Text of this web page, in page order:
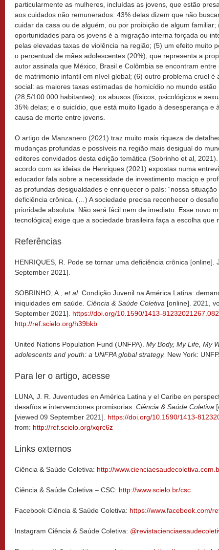
particularmente as mulheres, incluídas as jovens, que estão
aos cuidados não remunerados: 43% delas dizem que não
cuidar da casa ou de alguém, ou por proibição de algum
oportunidades para os jovens é a migração interna forçada ou
pelas elevadas taxas de violência na região; (5) um efeito muito
o percentual de mães adolescentes (20%), que representa a
autor assinala que México, Brasil e Colômbia se encontram
de matrimonio infantil em nível global; (6) outro problema cruel é
social: as maiores taxas estimadas de homicídio no mundo
(28,5/100.000 habitantes); os abusos (físicos, psicológicos e
35% delas; e o suicídio, que está muito ligado à desesperança e
causa de morte entre jovens.
O artigo de Manzanero (2021) traz muito mais riqueza de
mudanças profundas e possíveis na região mais desigual do
editores convidados desta edição temática (Sobrinho et al,
acordo com as ideias de Henriques (2021) expostas numa
educador fala sobre a necessidade de investimento maciço e
as profundas desigualdades e enriquecer o país: “nossa
deficiência crônica. (…) A sociedade precisa reconhecer o
prioridade absoluta. Não será fácil nem de imediato. Esse novo
tecnológica] exige que a sociedade brasileira faça a escolha que
Referências
HENRIQUES, R. Pode se tornar uma deficiência crônica [online].
September 2021].
SOBRINHO, A., et al. Condição Juvenil na América Latina:
iniquidades em saúde. Ciência & Saúde Coletiva [online]. 2021,
September 2021]. https://doi.org/10.1590/1413-
http://ref.scielo.org/h39bkb
United Nations Population Fund (UNFPA). My Body, My Life, My
adolescents and youth: a UNFPA global strategy. New York:
Para ler o artigo, acesse
LUNA, J. R. Juventudes en América Latina y el Caribe en
desafíos e intervenciones promisorias. Ciência & Saúde Coletiva
[viewed 09 September 2021]. https://doi.org/10.1590/1413-
from: http://ref.scielo.org/xqrc6z
Links externos
Ciência & Saúde Coletiva: http://
Ciência & Saúde Coletiva – CSC: http://www.scielo.br/csc
Facebook Ciência & Saúde Coletiva: https://www.facebook.com/
Instagram Ciência & Saúde Coletiva: